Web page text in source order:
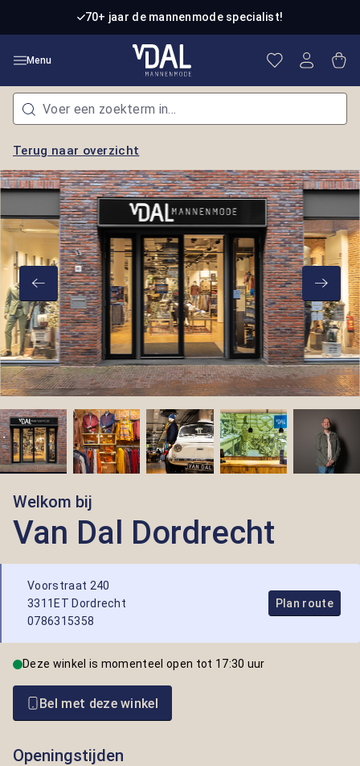
Ga naar de hoofdinhoud70+ jaar de mannenmode specialist!
Menu Je hebt 0
Terug naar overzicht
Welkom bij
Van Dal Dordrecht
Voorstraat 240
3311ET Dordrecht
0786315358
Plan route
Deze winkel is momenteel open tot 17:30 uur
Bel met deze winkel
Openingstijden